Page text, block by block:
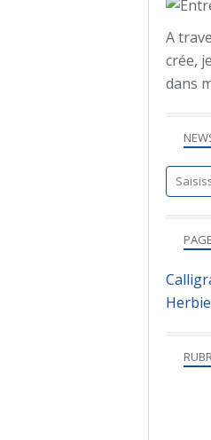
A
crée,
dans